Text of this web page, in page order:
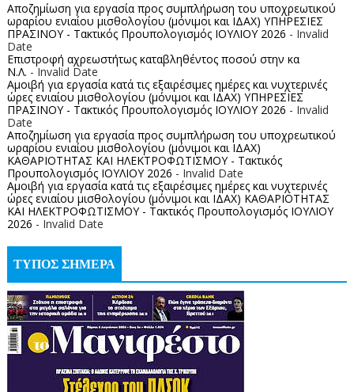
Αποζημίωση για εργασία προς συμπλήρωση του υποχρεωτικού
ωραρίου ενιαίου μισθολογίου (μόνιμοι και ΙΔΑΧ) ΥΠΗΡΕΣΙΕΣ
ΠΡΑΣΙΝΟΥ - Τακτικός Προυπολογισμός ΙΟΥΛΙΟΥ 2026 - Invalid
Date
Επιστροφή αχρεωστήτως καταβληθέντος ποσoύ στην κα
Ν.Λ. - Invalid Date
Αμοιβή για εργασία κατά τις εξαιρέσιμες ημέρες και νυχτερινές
ώρες ενιαίου μισθολογίου (μόνιμοι και ΙΔΑΧ) ΥΠΗΡΕΣΙΕΣ
ΠΡΑΣΙΝΟΥ - Τακτικός Προυπολογισμός ΙΟΥΛΙΟΥ 2026 - Invalid
Date
Αποζημίωση για εργασία προς συμπλήρωση του υποχρεωτικού
ωραρίου ενιαίου μισθολογίου (μόνιμοι και ΙΔΑΧ)
ΚΑΘΑΡΙΟΤΗΤΑΣ ΚΑΙ ΗΛΕΚΤΡΟΦΩΤΙΣΜΟΥ - Τακτικός
Προυπολογισμός ΙΟΥΛΙΟΥ 2026 - Invalid Date
Αμοιβή για εργασία κατά τις εξαιρέσιμες ημέρες και νυχτερινές
ώρες ενιαίου μισθολογίου (μόνιμοι και ΙΔΑΧ) ΚΑΘΑΡΙΟΤΗΤΑΣ
ΚΑΙ ΗΛΕΚΤΡΟΦΩΤΙΣΜΟΥ - Τακτικός Προυπολογισμός ΙΟΥΛΙΟΥ
2026 - Invalid Date
ΤΥΠΟΣ ΣΗΜΕΡΑ